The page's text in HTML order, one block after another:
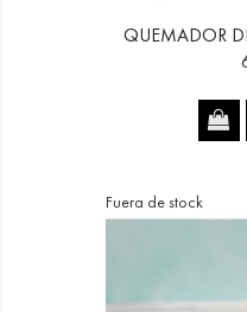
QUEMADOR
Fuera de stock